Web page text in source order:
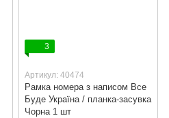
3
Артикул: 40474
Рамка номера з написом Все
Буде Україна / планка-засувка
Чорна 1 шт